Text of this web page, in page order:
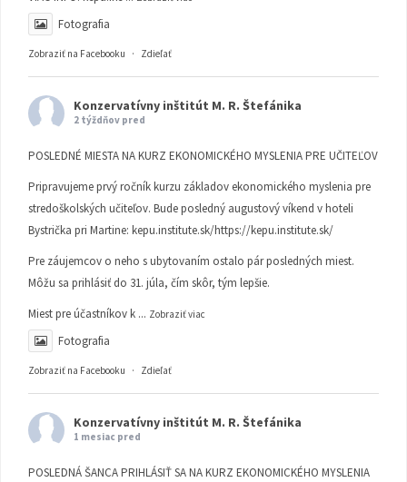
Fotografia
Zobraziť na Facebooku · Zdieľať
Konzervatívny inštitút M. R. Štefánika
2 týždňov pred
POSLEDNÉ MIESTA NA KURZ EKONOMICKÉHO MYSLENIA PRE UČITEĽOV
Pripravujeme prvý ročník kurzu základov ekonomického myslenia pre
stredoškolských učiteľov. Bude posledný augustový víkend v hoteli
Bystrička pri Martine: kepu.institute.sk/https://kepu.institute.sk/
Pre záujemcov o neho s ubytovaním ostalo pár posledných miest.
Môžu sa prihlásiť do 31. júla, čím skôr, tým lepšie.
Miest pre účastníkov k ... Zobraziť viac
Fotografia
Zobraziť na Facebooku · Zdieľať
Konzervatívny inštitút M. R. Štefánika
1 mesiac pred
POSLEDNÁ ŠANCA PRIHLÁSIŤ SA NA KURZ EKONOMICKÉHO MYSLENIA